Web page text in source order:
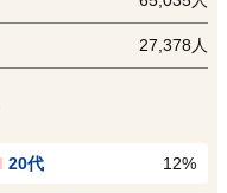
27,378人
20代 12%